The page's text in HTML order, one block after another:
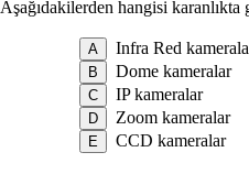
Aşağıdakilerden hangisi
Infra Red
Dome kameralar
IP kameralar
Zoom kameralar
CCD kameralar